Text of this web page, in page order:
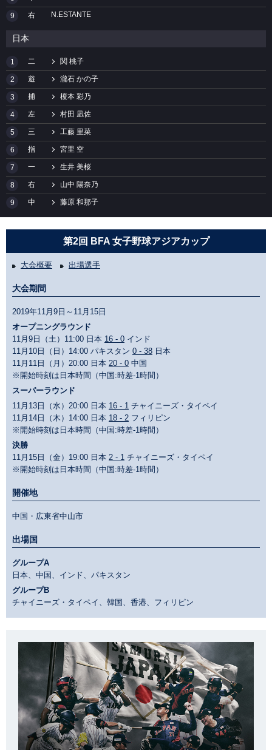
9 右 N.ESTANTE
日本
1 二 関 桃子
2 遊 瀧石 かの子
3 捕 榎本 彩乃
4 左 村田 凪佐
5 三 工藤 里菜
6 指 宮里 空
7 一 生井 美桜
8 右 山中 陽奈乃
9 中 藤原 和那子
第2回 BFA 女子野球アジアカップ
大会概要 出場選手
大会期間
2019年11月9日～11月15日
オープニングラウンド
11月9日（土）11:00 日本 16 - 0 インド
11月10日（日）14:00 パキスタン 0 - 38 日本
11月11日（月）20:00 日本 20 - 0 中国
※開始時刻は日本時間（中国:時差-1時間）
スーパーラウンド
11月13日（水）20:00 日本 16 - 1 チャイニーズ・タイペイ
11月14日（木）14:00 日本 18 - 2 フィリピン
※開始時刻は日本時間（中国:時差-1時間）
決勝
11月15日（金）19:00 日本 2 - 1 チャイニーズ・タイペイ
※開始時刻は日本時間（中国:時差-1時間）
開催地
中国・広東省中山市
出場国
グループA
日本、中国、インド、パキスタン
グループB
チャイニーズ・タイペイ、韓国、香港、フィリピン